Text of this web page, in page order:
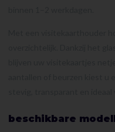
beschikbare